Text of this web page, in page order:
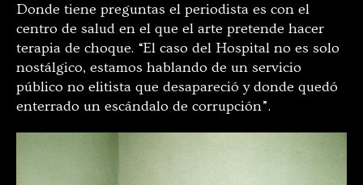
Donde tiene preguntas el periodista es con el
centro de salud en el que el arte pretende hacer
terapia de choque. “El caso del Hospital no es solo
nostálgico, estamos hablando de un servicio
público no elitista que desapareció y donde quedó
enterrado un escándalo de corrupción”.